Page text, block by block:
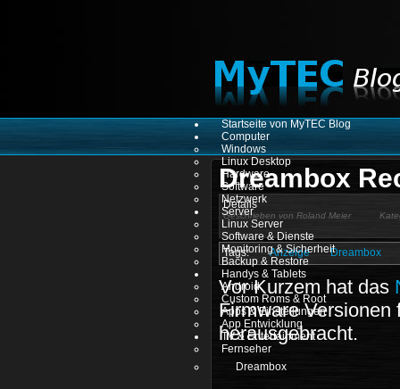
Startseite von MyTEC Blog
Computer
Windows
Linux Desktop
Hardware
Software
Netzwerk
Server
Linux Server
Software & Dienste
Monitoring & Sicherheit
Backup & Restore
Handys & Tablets
Android
Custom Roms & Root
Apps & Einstellungen
App Entwicklung
TV & Entertainment
Fernseher
Dreambox
Dreambox
Details
Geschrieben von Roland Meier
Anzeige Dreambox
Vor Kurzem hat das
Firmware Versionen
herausgebracht.